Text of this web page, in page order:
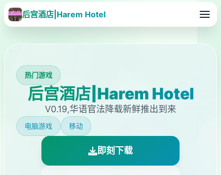
后宫酒店|Harem Hotel
热门游戏
后宫酒店|Harem Hotel
V0.19,华语官法降载新鲜推出到来
电脑游戏 移动
即刻下载